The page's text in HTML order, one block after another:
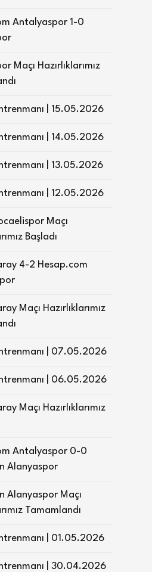
Antalyaspor 1-0
Maçı Hazırlıklarımız
| 15.05.2026
| 14.05.2026
| 13.05.2026
| 12.05.2026
Maçı
Başladı
4-2 Hesap.com
Maçı Hazırlıklarımız
| 07.05.2026
| 06.05.2026
Maçı Hazırlıklarımız
Antalyaspor 0-0
Alanyaspor
Alanyaspor Maçı
Tamamlandı
| 01.05.2026
| 30.04.2026